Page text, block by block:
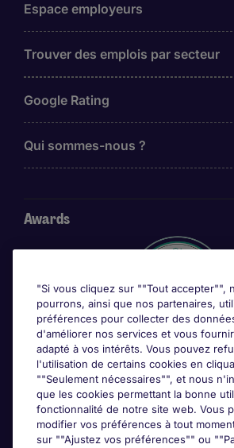
Espace employeurs
Trouver des emplois par secteur
Google Rating
Qui sommes-nous ?
Awards
"Si vous cliquez sur ""Tout accepter"",
pourrons, ainsi que nos partenaires,
préférences pour collecter des
d'améliorer nos services et vous
adapté à vos intérêts. Vous pouvez
l'utilisation de certains cookies en
""Seulement nécessaires"", et nous
que les cookies permettant la bonne
fonctionnalité de notre site web. Vous
modifier vos préférences à tout
sur ""Ajustez vos préférences"" ou